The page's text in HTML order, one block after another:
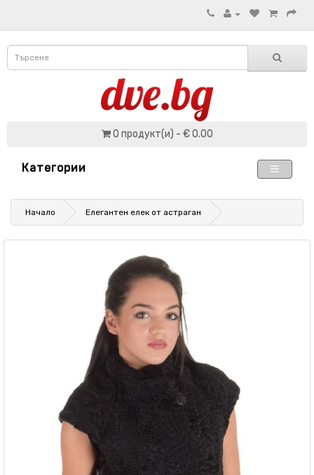
0 продукт(и) - € 0.00
Категории
Начало Елегантен елек от астраган